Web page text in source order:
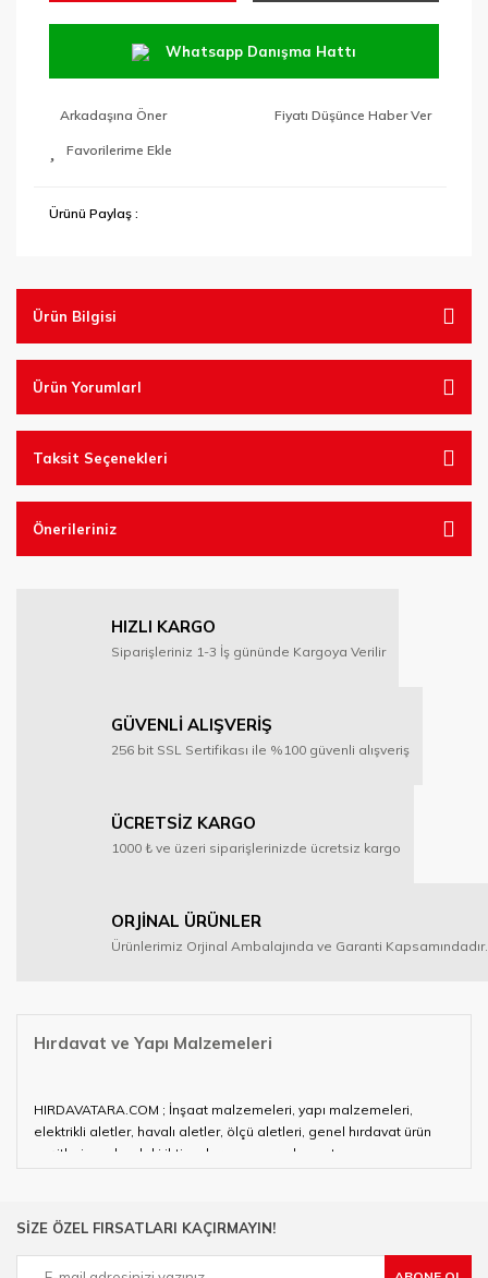
Whatsapp Danışma Hattı
Arkadaşına Öner Fiyatı Düşünce Haber Ver
Ürünü Paylaş :
Ürün Bilgisi
Ürün YorumlarI
Taksit Seçenekleri
Önerileriniz
HIZLI KARGO
Siparişleriniz 1-3 İş gününde Kargoya Verilir
GÜVENLİ ALIŞVERİŞ
256 bit SSL Sertifikası ile %100 güvenli alışveriş
ÜCRETSİZ KARGO
1000 ₺ ve üzeri siparişlerinizde ücretsiz kargo
ORJİNAL ÜRÜNLER
Ürünlerimiz Orjinal Ambalajında ve Garanti Kapsamındadır.
Hırdavat ve Yapı Malzemeleri
HIRDAVATARA.COM ; İnşaat malzemeleri, yapı malzemeleri,
elektrikli aletler, havalı aletler, ölçü aletleri, genel hırdavat ürün
çeşitleri ve alandaki ihtiyaçlarınızın neredeyse tamamını
çalışan HIRDAVATARA.COM geniş ürün yelpazesi ile siz değerli
SİZE ÖZEL FIRSATLARI KAÇIRMAYIN!